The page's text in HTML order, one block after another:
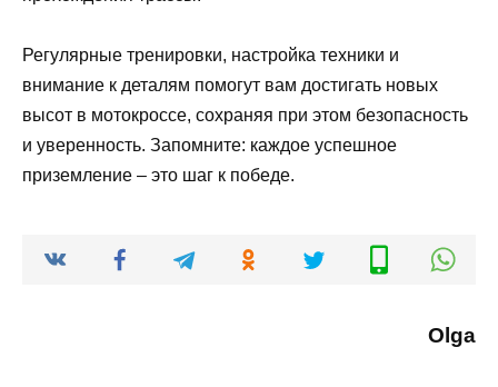
Регулярные тренировки, настройка техники и
внимание к деталям помогут вам достигать новых
высот в мотокроссе, сохраняя при этом безопасность
и уверенность. Запомните: каждое успешное
приземление – это шаг к победе.
Olga